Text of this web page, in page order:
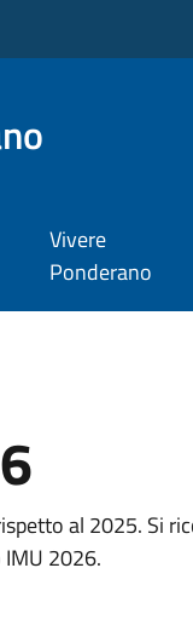
Vivere
Ponderano
al 2025. Si
2026.